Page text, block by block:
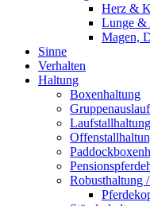
Herz &
Lunge &
Magen,
Sinne
Verhalten
Haltung
Boxenhaltung
Laufstallhaltung
Robusthaltung